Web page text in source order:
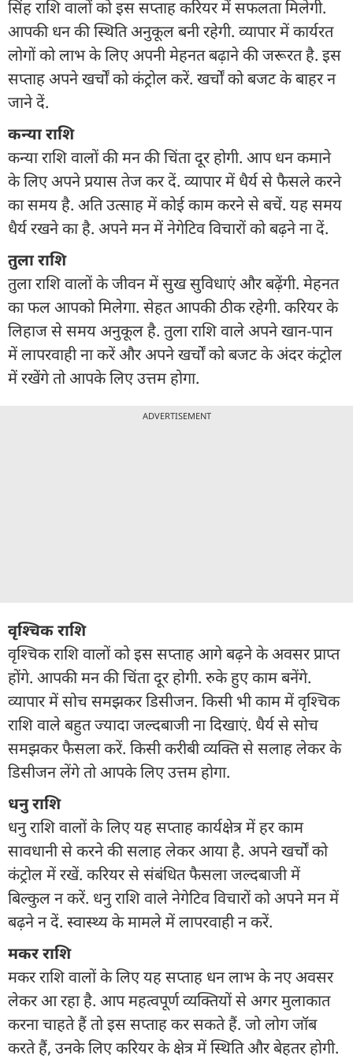
सिंह राशि वालों को इस सप्ताह करियर में सफलता मिलेगी.
आपकी धन की स्थिति अनुकूल बनी रहेगी. व्यापार में कार्यरत
लोगों को लाभ के लिए अपनी मेहनत बढ़ाने की जरूरत है. इस
सप्ताह अपने खर्चों को कंट्रोल करें. खर्चों को बजट के बाहर न
जाने दें.
कन्या राशि
कन्या राशि वालों की मन की चिंता दूर होगी. आप धन कमाने
के लिए अपने प्रयास तेज कर दें. व्यापार में धैर्य से फैसले करने
का समय है. अति उत्साह में कोई काम करने से बचें. यह समय
धैर्य रखने का है. अपने मन में नेगेटिव विचारों को बढ़ने ना दें.
तुला राशि
तुला राशि वालों के जीवन में सुख सुविधाएं और बढ़ेंगी. मेहनत
का फल आपको मिलेगा. सेहत आपकी ठीक रहेगी. करियर के
लिहाज से समय अनुकूल है. तुला राशि वाले अपने खान-पान
में लापरवाही ना करें और अपने खर्चों को बजट के अंदर कंट्रोल
में रखेंगे तो आपके लिए उत्तम होगा.
ADVERTISEMENT
वृश्चिक राशि
वृश्चिक राशि वालों को इस सप्ताह आगे बढ़ने के अवसर प्राप्त
होंगे. आपकी मन की चिंता दूर होगी. रुके हुए काम बनेंगे.
व्यापार में सोच समझकर डिसीजन. किसी भी काम में वृश्चिक
राशि वाले बहुत ज्यादा जल्दबाजी ना दिखाएं. धैर्य से सोच
समझकर फैसला करें. किसी करीबी व्यक्ति से सलाह लेकर के
डिसीजन लेंगे तो आपके लिए उत्तम होगा.
धनु राशि
धनु राशि वालों के लिए यह सप्ताह कार्यक्षेत्र में हर काम
सावधानी से करने की सलाह लेकर आया है. अपने खर्चों को
कंट्रोल में रखें. करियर से संबंधित फैसला जल्दबाजी में
बिल्कुल न करें. धनु राशि वाले नेगेटिव विचारों को अपने मन में
बढ़ने न दें. स्वास्थ्य के मामले में लापरवाही न करें.
मकर राशि
मकर राशि वालों के लिए यह सप्ताह धन लाभ के नए अवसर
लेकर आ रहा है. आप महत्वपूर्ण व्यक्तियों से अगर मुलाकात
करना चाहते हैं तो इस सप्ताह कर सकते हैं. जो लोग जॉब
करते हैं, उनके लिए करियर के क्षेत्र में स्थिति और बेहतर होगी.